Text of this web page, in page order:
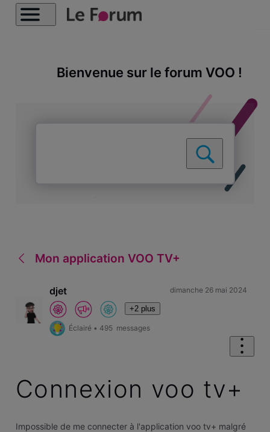
Bienvenue sur le forum VOO !
Mon application VOO TV+
djet
+2 plus
Éclairé • 495 messages
dimanche 26 mai 2024
Connexion voo tv+
Impossible de me connecter à l'application voo tv+ malgré